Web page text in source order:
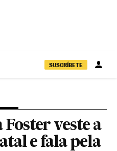
SUSCRÍBETE
veste a
e fala pela